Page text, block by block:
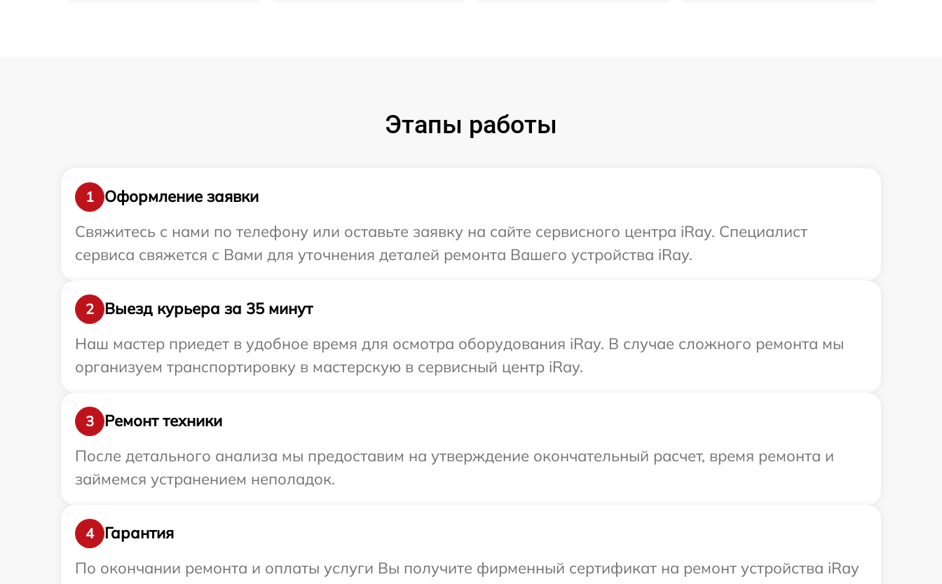
Этапы работы
1
Оформление заявки
Свяжитесь с нами по телефону или оставьте заявку на сайте сервисного центра iRay. Специалист
сервиса свяжется с Вами для уточнения деталей ремонта Вашего устройства iRay.
2
Выезд курьера за 35 минут
Наш мастер приедет в удобное время для осмотра оборудования iRay. В случае сложного ремонта мы
организуем транспортировку в мастерскую в сервисный центр iRay.
3
Ремонт техники
После детального анализа мы предоставим на утверждение окончательный расчет, время ремонта и
займемся устранением неполадок.
4
Гарантия
По окончании ремонта и оплаты услуги Вы получите фирменный сертификат на ремонт устройства iRay